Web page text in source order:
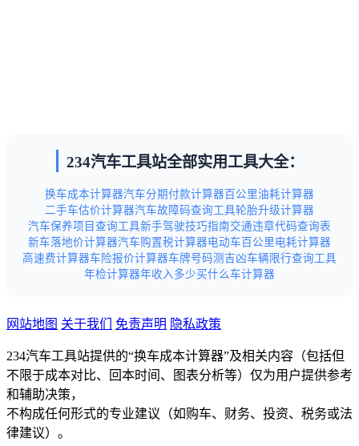
234汽车工具站全部实用工具大全：
换车成本计算器汽车分期付款计算器百公里油耗计算器
二手车估价计算器汽车故障码查询工具轮胎升级计算器
汽车保养项目查询工具新手驾驶技巧指南交通违章代码查询表
新车落地价计算器汽车购置税计算器电动车百公里电耗计算器
高速费计算器车险报价计算器车牌号码测吉凶车辆限行查询工具
年检计算器年收入多少买什么车计算器
网站地图 关于我们 免责声明 隐私政策
234汽车工具站提供的“换车成本计算器”及相关内容（包括但
不限于成本对比、回本时间、图表分析等）仅为用户提供参考
和辅助决策，
不构成任何形式的专业建议（如购车、财务、投资、税务或法
律建议）。